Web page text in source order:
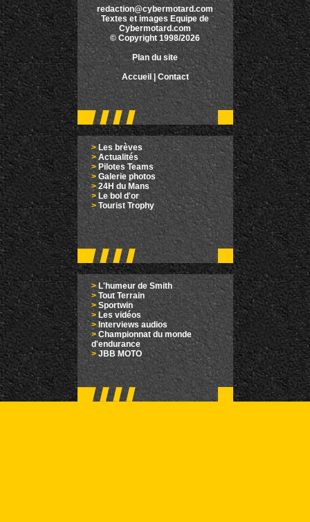
redaction@cybermotard.com
Textes et images Equipe de
Cybermotard.com
© Copyright 1998/2026
Plan du site
Accueil |Contact
>Les brèves
> Actualités
> Pilotes Teams
>Galerie photos
>24H du Mans
>Le bol d'or
> Tourist Trophy
>L'humeur de Smith
> Tout Terrain
> Sportwin
> Les vidéos
> Interviews audios
>Championnat du monde
d'endurance
> JBB MOTO